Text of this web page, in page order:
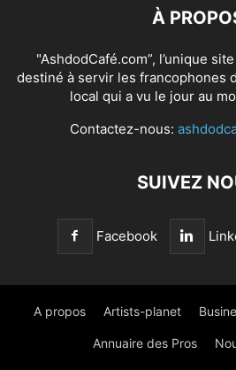
À
"AshdodCafé.com”, l’unique
destiné à servir les francophones
local qui a vu le jour au
Contactez-nous:
SUIVEZ
Facebook
A propos Artists-planet
Annuaire des Pros